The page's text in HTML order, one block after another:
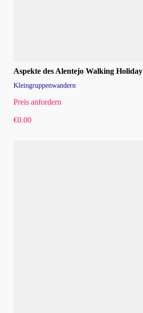
Aspekte des Alentejo Walking Holiday
Kleingruppenwandern
Preis anfordern
€0.00